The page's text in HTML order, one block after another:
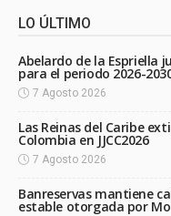
LO ÚLTIMO
Abelardo de la Espriella
para el periodo 2026-
7 Agosto 2026
Las Reinas del Caribe
Colombia en JJCC2026
7 Agosto 2026
Banreservas mantiene
estable otorgada por